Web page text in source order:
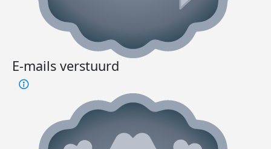
E-mails verstuurd